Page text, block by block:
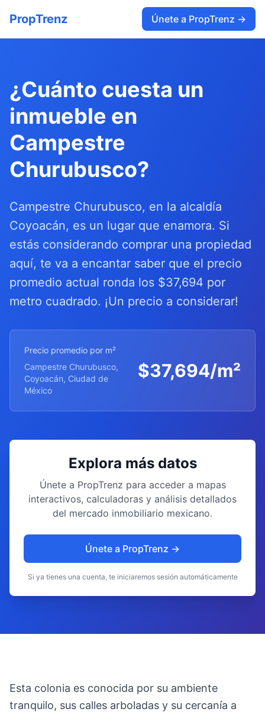
PropTrenz Únete a PropTrenz →
¿Cuánto cuesta un
inmueble en
Campestre
Churubusco?
Campestre Churubusco, en la alcaldía
Coyoacán, es un lugar que enamora. Si
estás considerando comprar una propiedad
aquí, te va a encantar saber que el precio
promedio actual ronda los $37,694 por
metro cuadrado. ¡Un precio a considerar!
Precio promedio por m²
Campestre Churubusco,
Coyoacán, Ciudad de
México
$37,694/m²
Explora más datos
Únete a PropTrenz para acceder a mapas
interactivos, calculadoras y análisis detallados
del mercado inmobiliario mexicano.
Únete a PropTrenz →
Si ya tienes una cuenta, te iniciaremos sesión automáticamente
Esta colonia es conocida por su ambiente
tranquilo, sus calles arboladas y su cercanía a